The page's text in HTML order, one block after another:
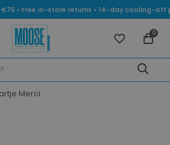
€75 • Free in-store returns • 14-day cooling-
0
Merci